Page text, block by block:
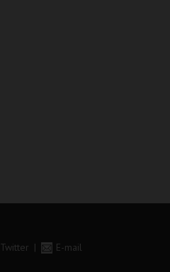
Twitter E-mail